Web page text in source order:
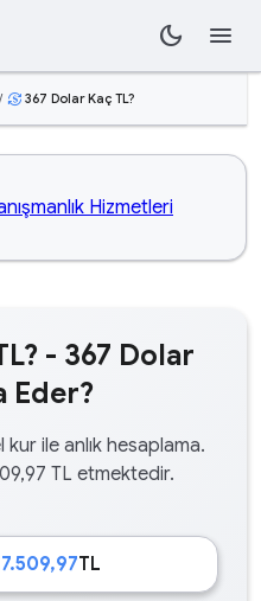
dark_mode menu
/ currency_exchange 367 Dolar Kaç TL?
- 367 Dolar
Eder?
ile anlık hesaplama.
TL etmektedir.
TL